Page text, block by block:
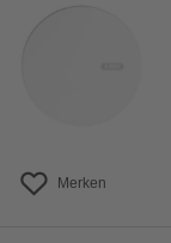
Merken